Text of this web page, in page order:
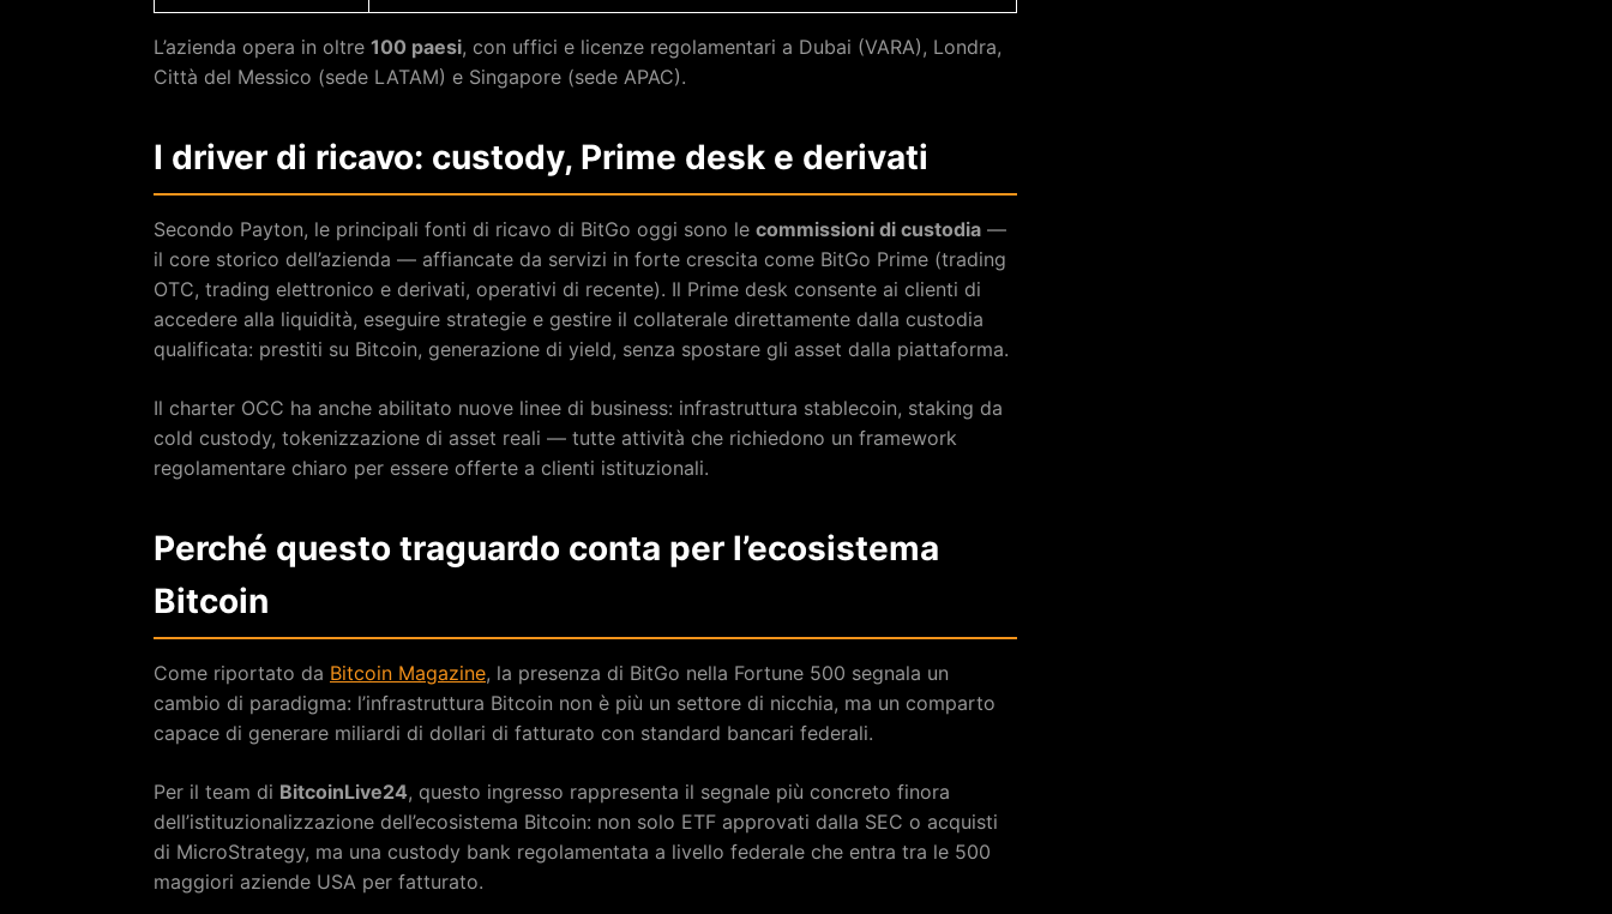
L’azienda opera in oltre 100 paesi, con uffici e licenze regolamentari a Dubai (VARA), Londra,
Città del Messico (sede LATAM) e Singapore (sede APAC).
I driver di ricavo: custody, Prime desk e derivati
Secondo Payton, le principali fonti di ricavo di BitGo oggi sono le commissioni di custodia —
il core storico dell’azienda — affiancate da servizi in forte crescita come BitGo Prime (trading
OTC, trading elettronico e derivati, operativi di recente). Il Prime desk consente ai clienti di
accedere alla liquidità, eseguire strategie e gestire il collaterale direttamente dalla custodia
qualificata: prestiti su Bitcoin, generazione di yield, senza spostare gli asset dalla piattaforma.
Il charter OCC ha anche abilitato nuove linee di business: infrastruttura stablecoin, staking da
cold custody, tokenizzazione di asset reali — tutte attività che richiedono un framework
regolamentare chiaro per essere offerte a clienti istituzionali.
Perché questo traguardo conta per l’ecosistema
Bitcoin
Come riportato da Bitcoin Magazine, la presenza di BitGo nella Fortune 500 segnala un
cambio di paradigma: l’infrastruttura Bitcoin non è più un settore di nicchia, ma un comparto
capace di generare miliardi di dollari di fatturato con standard bancari federali.
Per il team di BitcoinLive24, questo ingresso rappresenta il segnale più concreto finora
dell’istituzionalizzazione dell’ecosistema Bitcoin: non solo ETF approvati dalla SEC o acquisti
di MicroStrategy, ma una custody bank regolamentata a livello federale che entra tra le 500
maggiori aziende USA per fatturato.